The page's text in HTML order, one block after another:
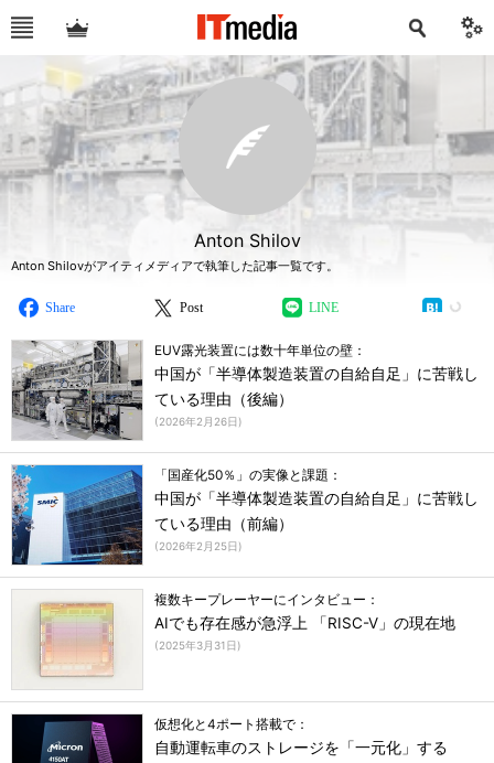
Anton Shilov
Anton Shilovがアイティメディアで執筆した記事一覧です。
Share Post LINE
EUV露光装置には数十年単位の壁：
中国が「半導体製造装置の自給自足」に苦戦し
ている理由（後編）
(2026年2月26日)
「国産化50％」の実像と課題：
中国が「半導体製造装置の自給自足」に苦戦し
ている理由（前編）
(2026年2月25日)
複数キープレーヤーにインタビュー：
AIでも存在感が急浮上 「RISC-V」の現在地
(2025年3月31日)
仮想化と4ポート搭載で：
自動運転車のストレージを「一元化」する